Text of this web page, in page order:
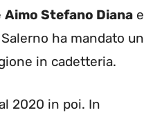
Aimo Stefano Diana e
ha mandato un
in cadetteria.
2020 in poi. In